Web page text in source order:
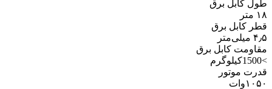
طول کابل برق
۱۸ متر
قطر کابل برق
۴٫۵ میلی‌متر
مقاومت کابل برق
>1500کیلوگرم
قدرت موتور
۱۰۵۰وات